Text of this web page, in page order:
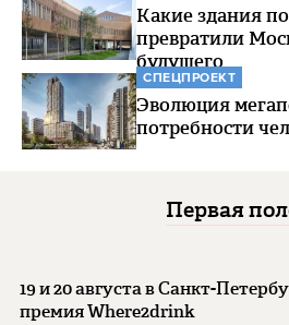
Какие здания
превратили
будущего
СПЕЦПРОЕКТ
Эволюция
потребности
Первая
19 и 20 августа в Санкт-
премия Where2drink